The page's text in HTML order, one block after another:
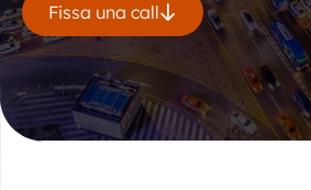
Fissa una call